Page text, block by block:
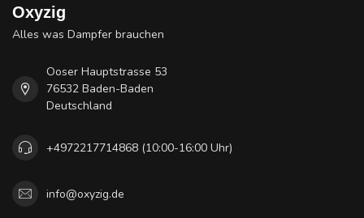
Oxyzig
Alles was Dampfer brauchen
Ooser Hauptstrasse 53
76532 Baden-Baden
Deutschland
+4972217714868 (10:00-16:00 Uhr)
info@oxyzig.de